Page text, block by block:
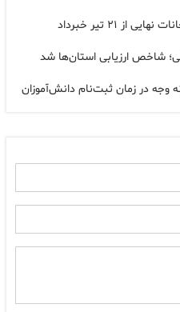
۲۱ تیر خبرداد
شاخص ارزیابی استان‌ها شد
وجه در زمان ثبت‌نام دانش‌آموزان